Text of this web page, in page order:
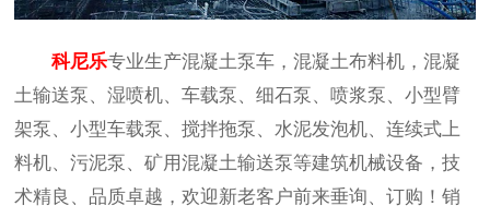
科尼乐专业生产混凝土泵车，混凝土布料机，混凝
土输送泵、湿喷机、车载泵、细石泵、喷浆泵、小型臂
架泵、小型车载泵、搅拌拖泵、水泥发泡机、连续式上
料机、污泥泵、矿用混凝土输送泵等建筑机械设备，技
术精良、品质卓越，欢迎新老客户前来垂询、订购！销